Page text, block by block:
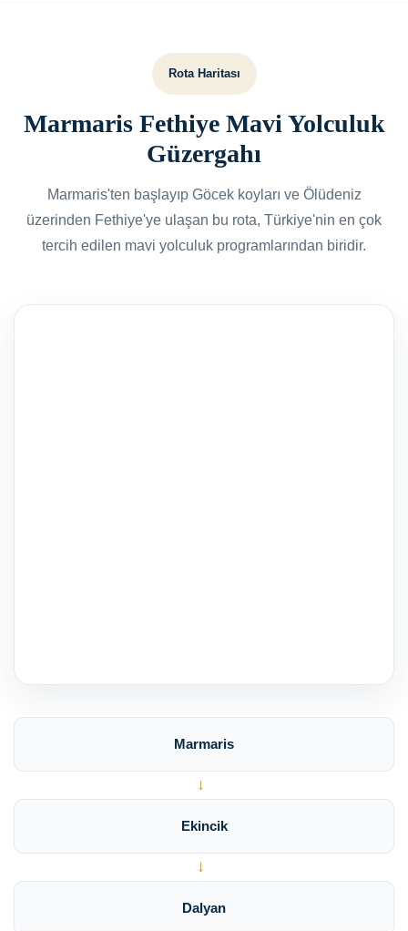
Rota Haritası
Marmaris Fethiye Mavi Yolculuk
Güzergahı
Marmaris'ten başlayıp Göcek koyları ve Ölüdeniz
üzerinden Fethiye'ye ulaşan bu rota, Türkiye'nin en çok
tercih edilen mavi yolculuk programlarından biridir.
Marmaris
→
Ekincik
→
Dalyan